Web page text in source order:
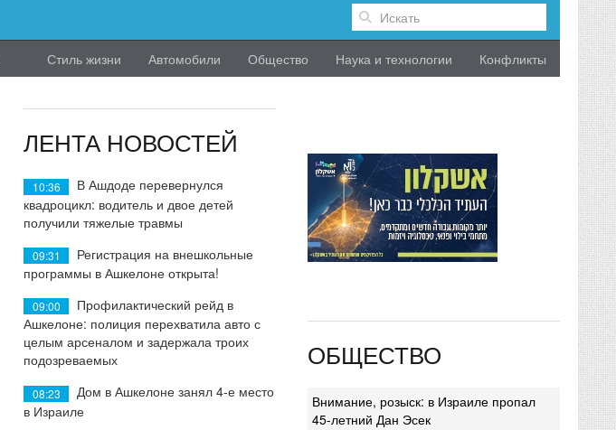
Стиль жизни Автомобили Общество Наука и технологии Конфликты
ЛЕНТА НОВОСТЕЙ
10:36
В Ашдоде перевернулся
квадроцикл: водитель и двое детей
получили тяжелые травмы
09:31
Регистрация на внешкольные
программы в Ашкелоне открыта!
09:00
Профилактический рейд в
Ашкелоне: полиция перехватила авто с
целым арсеналом и задержала троих
подозреваемых
08:23
Дом в Ашкелоне занял 4-е место
в Израиле
ОБЩЕСТВО
Внимание, розыск: в Израиле пропал
45-летний Дан Эсек